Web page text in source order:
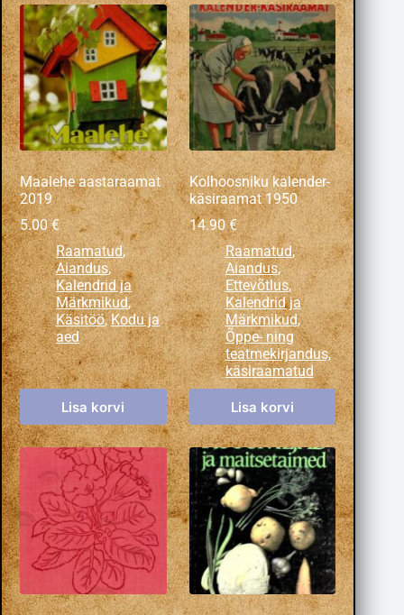
Maalehe aastaraamat
2019
5.00€
Raamatud,
Aiandus,
Kalendrid ja
Märkmikud,
Käsitöö,Kodu ja
aed
Lisa korvi
Kolhoosniku kalender-
käsiraamat 1950
14.90€
Raamatud,
Aiandus,
Ettevõtlus,
Kalendrid ja
Märkmikud,
Õppe- ning
teatmekirjandus,
käsiraamatud
Lisa korvi